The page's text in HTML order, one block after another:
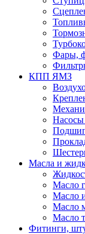
Фары,
КПП ЯМЗ
Масла и
Масло
Масло
Масло
Масло
Фитинги,